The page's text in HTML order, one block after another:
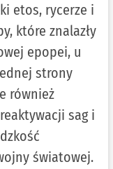
etos, rycerze i
które znalazły
epopei, u
strony
również
sag i
światowej.